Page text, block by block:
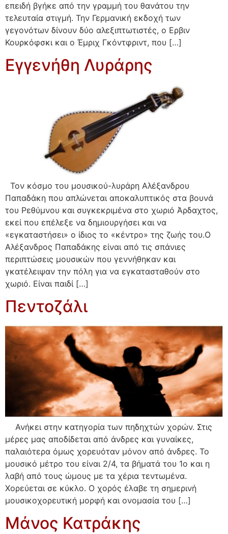
επειδή βγήκε από την γραμμή του θανάτου την
τελευταία στιγμή. Την Γερμανική εκδοχή των
γεγονότων δίνουν δύο αλεξιπτωτιστές, ο Ερβιν
Κουρκόφσκι και ο Έμριχ Γκόντφριντ, που […]
Εγγενήθη Λυράρης
Τον κόσμο του μουσικού-λυράρη Αλέξανδρου
Παπαδάκη που απλώνεται αποκαλυπτικός στα βουνά
του Ρεθύμνου και συγκεκριμένα στο χωριό Άρδαχτος,
εκεί που επέλεξε να δημιουργήσει και να
«εγκαταστήσει» ο ίδιος το «κέντρο» της ζωής του.Ο
Αλέξανδρος Παπαδάκης είναι από τις σπάνιες
περιπτώσεις μουσικών που γεννήθηκαν και
γκατέλειψαν την πόλη για να εγκατασταθούν στο
χωριό. Είναι παιδί […]
Πεντοζάλι
Ανήκει στην κατηγορία των πηδηχτών χορών. Στις
μέρες μας αποδίδεται από άνδρες και γυναίκες,
παλαιότερα όμως χορευόταν μόνον από άνδρες. Το
μουσικό μέτρο του είναι 2/4, τα βήματά του 1ο και η
λαβή από τους ώμους με τα χέρια τεντωμένα.
Χορεύεται σε κύκλο. Ο χορός έλαβε τη σημερινή
μουσικοχορευτική μορφή και ονομασία του […]
Μάνος Κατράκης